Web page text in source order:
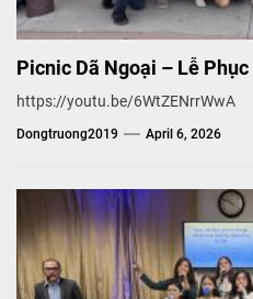
Picnic Dã Ngoại – Lễ
https://youtu.be/6WtZENrrWwA
Dongtruong2019 April 6, 2026